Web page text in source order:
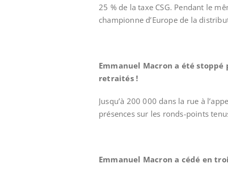
25 % de la taxe CSG. Pendant le
championne d’Europe de la
Emmanuel Macron a été
retraités !
Jusqu’à 200 000 dans la rue à
présences sur les ronds-points
Emmanuel Macron a cédé en